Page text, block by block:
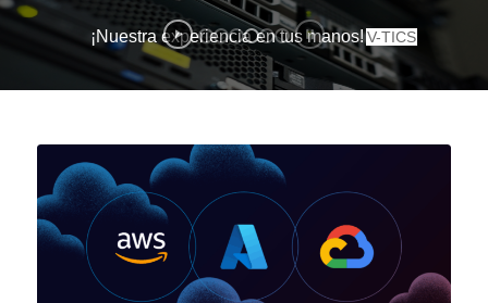
V-TICS
¡Nuestra experiencia en tus manos!